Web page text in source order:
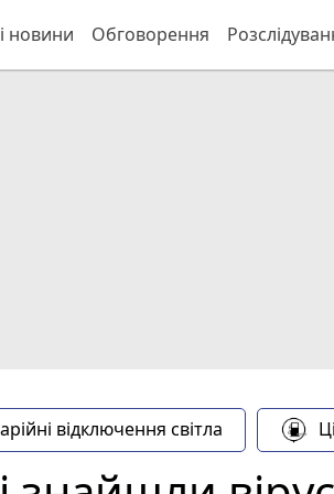
новини Обговорення
відключення світла